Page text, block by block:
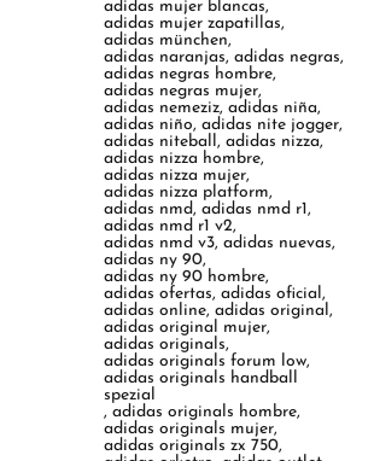
adidas mujer blancas,
adidas mujer zapatillas,
adidas münchen,
adidas naranjas,adidas negras,
adidas negras hombre,
adidas negras mujer,
adidas nemeziz,adidas niña,
adidas niño,adidas nite jogger,
adidas niteball,adidas nizza,
adidas nizza hombre,
adidas nizza mujer,
adidas nizza platform,
adidas nmd,adidas nmd r1,
adidas nmd r1 v2,
adidas nmd v3,adidas nuevas,
adidas ny 90,
adidas ny 90 hombre,
adidas ofertas,adidas oficial,
adidas online,adidas original,
adidas original mujer,
adidas originals,
adidas originals forum low,
adidas originals handball
spezial
,adidas originals hombre,
adidas originals mujer,
adidas originals zx 750,